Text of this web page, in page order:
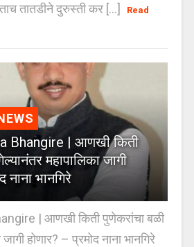
तातडीने दुरुस्ती कर [...]
Read
Bhangire | आणखी किती
महापालिका जागी
नाना भानगिरे
| आणखी किती पुणेकरांचा बळी
होणार? – प्रमोद नाना भानगिरे